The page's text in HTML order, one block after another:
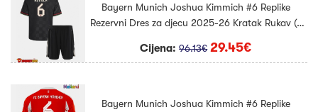
Bayern Munich Joshua Kimmich #6 Replike
Rezervni Dres za djecu 2025-26 Kratak Rukav (+
Cijena:96.13€ 29.45€
Bayern Munich Joshua Kimmich #6 Replike